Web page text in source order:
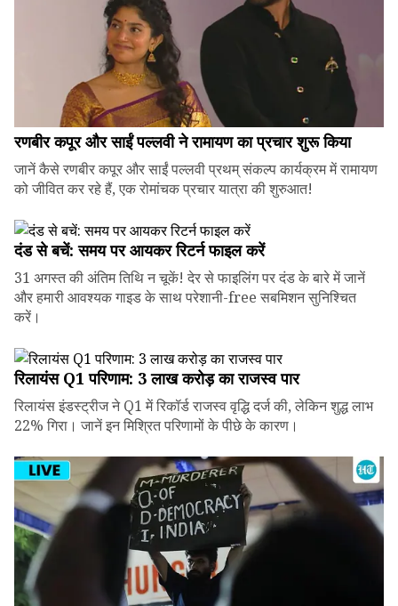
रणबीर कपूर और साईं पल्लवी ने रामायण का प्रचार शुरू किया
जानें कैसे रणबीर कपूर और साईं पल्लवी प्रथम् संकल्प कार्यक्रम में रामायण
को जीवित कर रहे हैं, एक रोमांचक प्रचार यात्रा की शुरुआत!
दंड से बचें: समय पर आयकर रिटर्न फाइल करें
31 अगस्त की अंतिम तिथि न चूकें! देर से फाइलिंग पर दंड के बारे में जानें
और हमारी आवश्यक गाइड के साथ परेशानी-free सबमिशन सुनिश्चित
करें।
रिलायंस Q1 परिणाम: ₹3 लाख करोड़ का राजस्व पार
रिलायंस इंडस्ट्रीज ने Q1 में रिकॉर्ड राजस्व वृद्धि दर्ज की, लेकिन शुद्ध लाभ
22% गिरा। जानें इन मिश्रित परिणामों के पीछे के कारण।